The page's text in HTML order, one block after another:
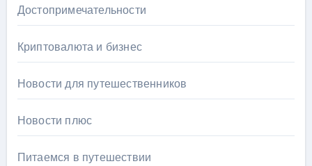
Достопримечательности
Криптовалюта и бизнес
Новости для путешественников
Новости плюс
Питаемся в путешествии